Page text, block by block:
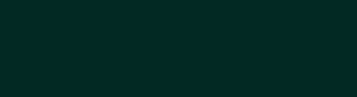
ce prénom, car il est inhabituel. Cependant, dans un
"Brillant" pourrait être choisi pour son originalité et sa